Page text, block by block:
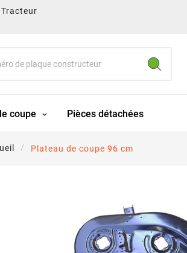
coupe Pièces détachées
Plateau de coupe 96 cm